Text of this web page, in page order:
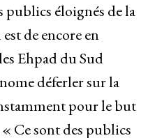
publics éloignés de la
de encore en
Ehpad du Sud
déferler sur la
pour le but
Ce sont des publics